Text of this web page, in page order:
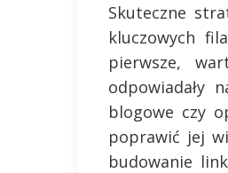
Skuteczne
kluczowych
pierwsze,
odpowiadały
blogowe czy
poprawić jej
budowanie